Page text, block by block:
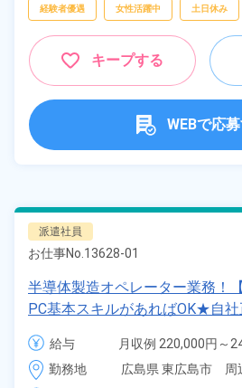
経験者優遇 女性活躍中 土日休み
キープする
WEBで応
派遣社員
お仕事No. 13628-01
半導体製造オペレーター業務！
PC基本スキルがあればOK★自
り！マイカー通勤OK＆工場敷地
★1食200円～格安食堂あり！作
島県東広島市》
給与
月収例 220,000円～
時給 1,400円～1,400
勤務地
広島県 東広島市　周